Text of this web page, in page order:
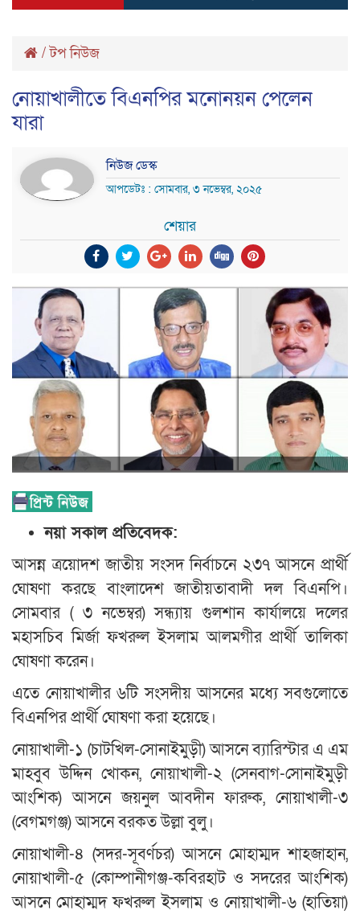
/টপ নিউজ
নোয়াখালীতে বিএনপির মনোনয়ন পেলেন
যারা
নিউজ ডেস্ক
আপডেটঃ : সোমবার, ৩ নভেম্বর, ২০২৫
শেয়ার
নয়া সকাল প্রতিবেদক:
আসন্ন ত্রয়োদশ জাতীয় সংসদ নির্বাচনে ২৩৭ আসনে প্রার্থী
ঘোষণা করছে বাংলাদেশ জাতীয়তাবাদী দল বিএনপি।
সোমবার ( ৩ নভেম্বর) সন্ধ্যায় গুলশান কার্যালয়ে দলের
মহাসচিব মির্জা ফখরুল ইসলাম আলমগীর প্রার্থী তালিকা
ঘোষণা করেন।
এতে নোয়াখালীর ৬টি সংসদীয় আসনের মধ্যে সবগুলোতে
বিএনপির প্রার্থী ঘোষণা করা হয়েছে।
নোয়াখালী-১ (চাটখিল-সোনাইমুড়ী) আসনে ব্যারিস্টার এ এম
মাহবুব উদ্দিন খোকন, নোয়াখালী-২ (সেনবাগ-সোনাইমুড়ী
আংশিক) আসনে জয়নুল আবদীন ফারুক, নোয়াখালী-৩
(বেগমগঞ্জ) আসনে বরকত উল্লা বুলু।
নোয়াখালী-৪ (সদর-সূবর্ণচর) আসনে মোহাম্মদ শাহজাহান,
নোয়াখালী-৫ (কোম্পানীগঞ্জ-কবিরহাট ও সদরের আংশিক)
আসনে মোহাম্মদ ফখরুল ইসলাম ও নোয়াখালী-৬ (হাতিয়া)